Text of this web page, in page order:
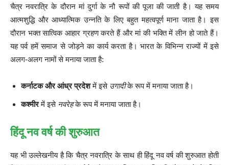
चैत्र नवरात्रि के दौरान मां दुर्गा के नौ रूपों की पूजा की जाती है। यह समय
आत्मशुद्धि और आध्यात्मिक उन्नति के लिए बहुत महत्वपूर्ण माना जाता है। इस
दौरान भक्त सात्विक आहार ग्रहण करते हैं और मां की भक्ति में लीन हो जाते हैं।
यह पर्व हमें समाज से जोड़ने का कार्य करता है। भारत के विभिन्न राज्यों में इसे
अलग-अलग नामों से मनाया जाता है:
कर्नाटक और आंध्र प्रदेशमें इसे उगादीके रूप में मनाया जाता है।
कश्मीरमें इसे नवरेहके रूप में मनाया जाता है।
हिंदू नव वर्ष की शुरुआत
यह भी उल्लेखनीय है कि चैत्र नवरात्रि के साथ ही हिंदू नव वर्ष की शुरुआत होती